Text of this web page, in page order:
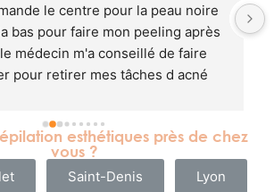
le centre pour la peau noire
bas pour faire mon peeling après
médecin m'a conseillé de faire
pour retirer mes tâches d acné
est brûlée j'ai eu une
esthétiques près de chez
vous ?
Saint-Denis Lyon